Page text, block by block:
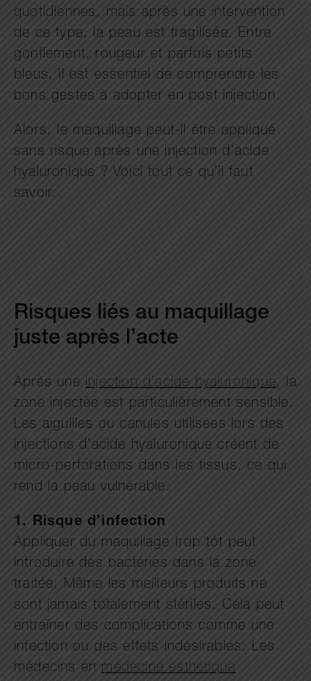
quotidiennes, mais après une intervention
de ce type, la peau est fragilisée. Entre
gonflement, rougeur et parfois petits
bleus, il est essentiel de comprendre les
bons gestes à adopter en post injection.
Alors, le maquillage peut-il être appliqué
sans risque après une injection d’acide
hyaluronique ? Voici tout ce qu’il faut
savoir.
Risques liés au maquillage
juste après l’acte
Après une injection d’acide hyaluronique, la
zone injectée est particulièrement sensible.
Les aiguilles ou canules utilisées lors des
injections d’acide hyaluronique créent de
micro-perforations dans les tissus, ce qui
rend la peau vulnérable.
1. Risque d’infection
Appliquer du maquillage trop tôt peut
introduire des bactéries dans la zone
traitée. Même les meilleurs produits ne
sont jamais totalement stériles. Cela peut
entraîner des complications comme une
infection ou des effets indésirables. Les
médecins enmédecine esthétique